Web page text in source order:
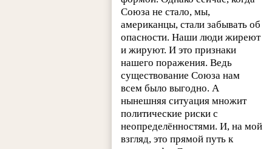
Союза не стало, мы,
американцы, стали забывать об
опасности. Наши люди жиреют
и жируют. И это признаки
нашего поражения. Ведь
существование Союза нам
всем было выгодно. А
нынешняя ситуация множит
политические риски с
неопределённостями. И, на мой
взгляд, это прямой путь к